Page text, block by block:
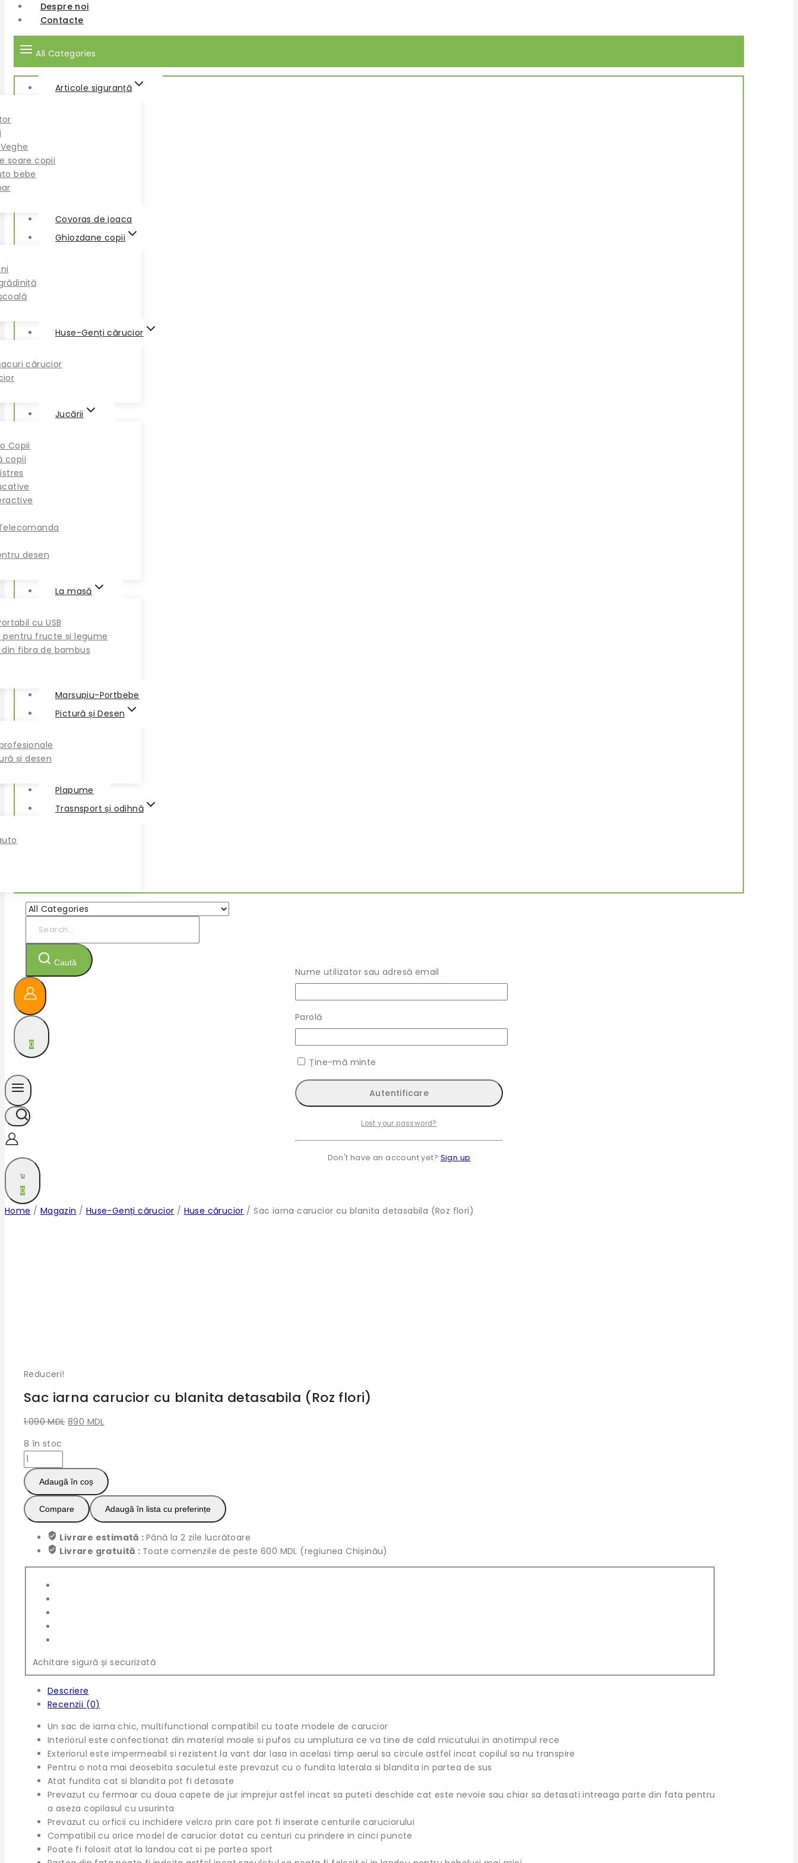
850 MDL.
Despre noi
Contacte
All Categories
Articole siguranță
soare copii
bebe
Covoras de joaca
Ghiozdane copii
Huse-Genți cărucior
cărucior
Jucării
Copii
copii
desen
La masă
cu USB
pentru fructe și legume
din fibra de bambus
Marsupiu-Portbebe
Pictură și Desen
și desen
Plapume
Trasnsport și odihnă
Caută
0
0
Home / Magazin / Huse-Genți cărucior / Huse cărucior / Sac iarna carucior cu blanita detasabila (Roz flori)
Reduceri!
Sac iarna carucior cu blanita detasabila (Roz flori)
1.090MDL Prețul
1.090 MDL.
890 MDL
8 în stoc
Cantitate
Sac
iarna
carucior
cu
blanita
detasabila
(Roz
flori)
Adaugă în coș
Compare Adaugă în lista cu preferințe
Livrare estimată :Până la 2 zile lucrătoare
Livrare gratuită : Toate comenzile de peste 600 MDL (regiunea Chișinău)
Achitare sigură și securizată
Descriere
Recenzii (0)
Un sac de iarna chic, multifunctional compatibil cu toate modele de carucior
Interiorul este confectionat din material moale si pufos cu umplutura ce va tine de cald micutului in anotimpul rece
Exteriorul este impermeabil si rezistent la vant dar lasa in acelasi timp aerul sa circule astfel incat copilul sa nu transpire
Pentru o nota mai deosebita saculetul este prevazut cu o fundita laterala si blandita in partea de sus
Atat fundita cat si blandita pot fi detasate
Prevazut cu fermoar cu doua capete de jur imprejur astfel incat sa puteti deschide cat este nevoie sau chiar sa detasati intreaga parte din fata pentru
a aseza copilasul cu usurinta
Prevazut cu orficii cu inchidere velcro prin care pot fi inserate centurile caruciorului
Compatibil cu orice model de carucior dotat cu centuri cu prindere in cinci puncte
Poate fi folosit atat la landou cat si pe partea sport
Nume utilizator sau adresă email
Parolă
Ține-mă minte
Lost your password?
Don't have an account yet? Sign up